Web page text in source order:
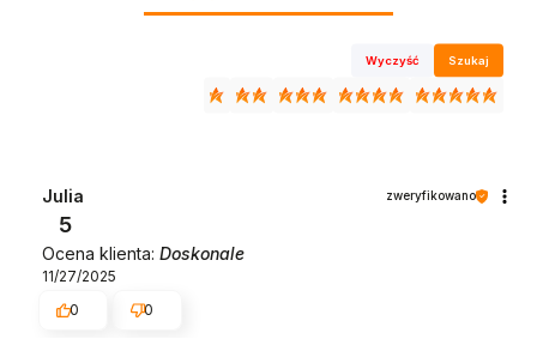
Wyczyść Szukaj
Julia zweryfikowano
5
Ocena klienta: Doskonale
11/27/2025
0
0